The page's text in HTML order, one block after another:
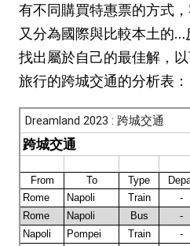
有不同購買特惠票的方式
又分為國際與比較本土的
找出屬於自己的最佳解，
旅行的跨城交通的分析表：